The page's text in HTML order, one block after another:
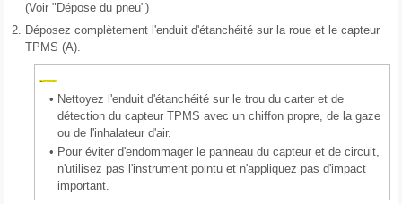
(Voir "Dépose du pneu")
2. Déposez complètement l'enduit d'étanchéité sur la roue et le capteur
TPMS (A).
• Nettoyez l'enduit d'étanchéité sur le trou du carter et de
détection du capteur TPMS avec un chiffon propre, de la gaze
ou de l'inhalateur d'air.
• Pour éviter d'endommager le panneau du capteur et de circuit,
n'utilisez pas l'instrument pointu et n'appliquez pas d'impact
important.